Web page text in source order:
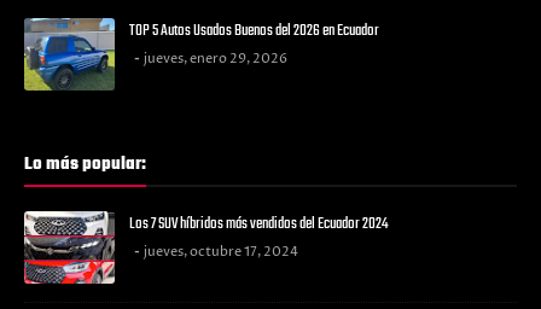
TOP 5 Autos Usados Buenos del 2026 en Ecuador
jueves, enero 29, 2026
Lo más popular:
Los 7 SUV híbridos más vendidos del Ecuador 2024
jueves, octubre 17, 2024